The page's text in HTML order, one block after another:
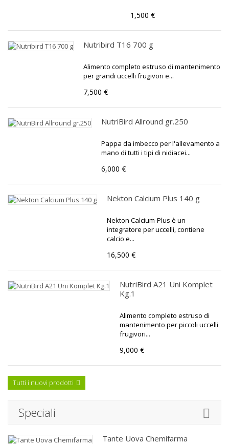
1,500 €
Nutribird T16 700 g
Alimento completo estruso di mantenimento
per grandi uccelli frugivori e...
7,500 €
NutriBird Allround gr.250
Pappa da imbecco per l'allevamento a
mano di tutti i tipi di nidiacei...
6,000 €
Nekton Calcium Plus 140 g
Nekton Calcium-Plus è un
integratore per uccelli, contiene
calcio e...
16,500 €
NutriBird A21 Uni Komplet
Kg.1
Alimento completo estruso di
mantenimento per piccoli uccelli
frugivori...
9,000 €
Tutti i nuovi prodotti
Speciali
Tante Uova Chemifarma